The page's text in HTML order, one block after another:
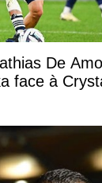
De
face à